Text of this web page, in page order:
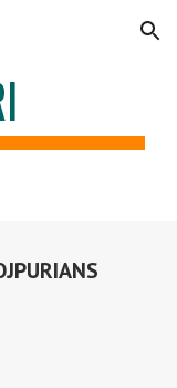
Skip to navigation